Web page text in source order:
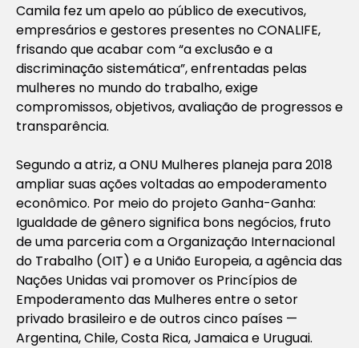
Camila fez um apelo ao público de executivos,
empresários e gestores presentes no CONALIFE,
frisando que acabar com “a exclusão e a
discriminação sistemática”, enfrentadas pelas
mulheres no mundo do trabalho, exige
compromissos, objetivos, avaliação de progressos e
transparência.
Segundo a atriz, a ONU Mulheres planeja para 2018
ampliar suas ações voltadas ao empoderamento
econômico. Por meio do projetoGanha-Ganha:
Igualdade de gênero significa bons negócios, fruto
de uma parceria com a Organização Internacional
do Trabalho (OIT) e a União Europeia, a agência das
Nações Unidas vai promover os Princípios de
Empoderamento das Mulheres entre o setor
privado brasileiro e de outros cinco países —
Argentina, Chile, Costa Rica, Jamaica e Uruguai.